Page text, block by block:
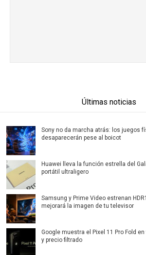
Últimas noticias
Sony no da marcha atrás: los juegos
desaparecerán pese al boicot
Huawei lleva la función estrella del
portátil ultraligero
Samsung y Prime Video estrenan
mejorará la imagen de tu televisor
Google muestra el Pixel 11 Pro Fold
y precio filtrado